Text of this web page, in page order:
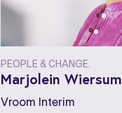
PEOPLE & CHANGE.
Marjolein Wiersum
Vroom Interim